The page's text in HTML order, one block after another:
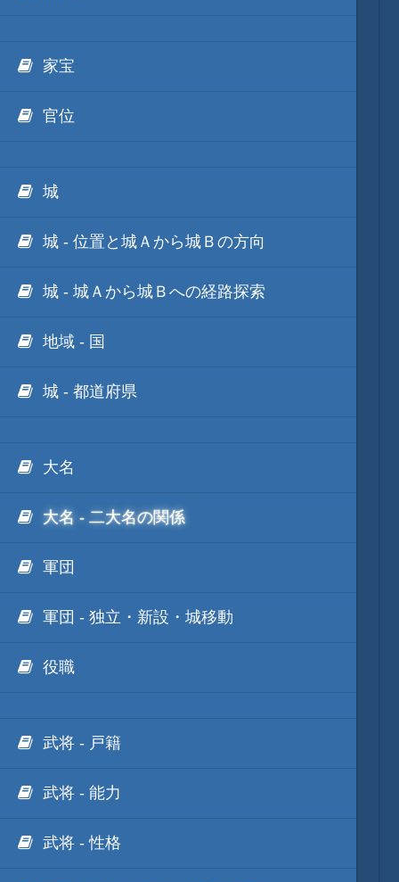
家宝
官位
城
城 - 位置と城Ａから城Ｂの方向
城 - 城Ａから城Ｂへの経路探索
地域 - 国
城 - 都道府県
大名
大名 - 二大名の関係
軍団
軍団 - 独立・新設・城移動
役職
武将 - 戸籍
武将 - 能力
武将 - 性格